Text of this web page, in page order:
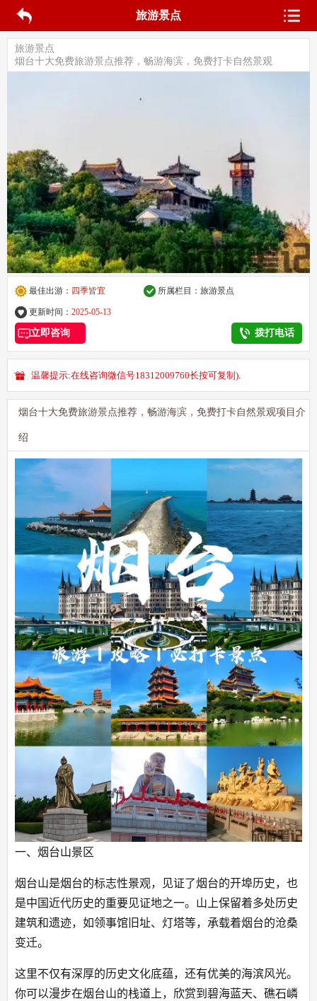
旅游景点
旅游景点
烟台十大免费旅游景点推荐，畅游海滨，免费打卡自然景观
最佳出游： 四季皆宜 所属栏目：旅游景点
更新时间： 2025-05-13
立即咨询 拨打电话
温馨提示:在线咨询微信号18312009760长按可复制).
烟台十大免费旅游景点推荐，畅游海滨，免费打卡自然景观项目介
绍
一、烟台山景区
烟台山是烟台的标志性景观，见证了烟台的开埠历史，也
是中国近代历史的重要见证地之一。山上保留着多处历史
建筑和遗迹，如领事馆旧址、灯塔等，承载着烟台的沧桑
变迁。
这里不仅有深厚的历史文化底蕴，还有优美的海滨风光。
你可以漫步在烟台山的栈道上，欣赏到碧海蓝天、礁石嶙